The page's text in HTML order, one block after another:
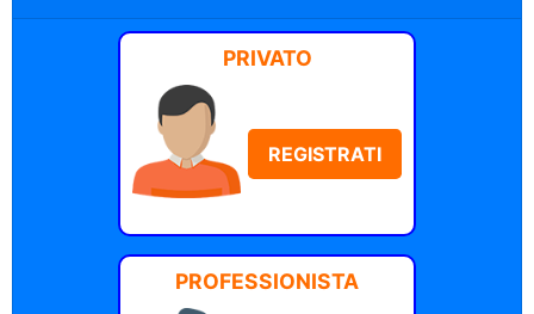
PRIVATO
REGISTRATI
PROFESSIONISTA